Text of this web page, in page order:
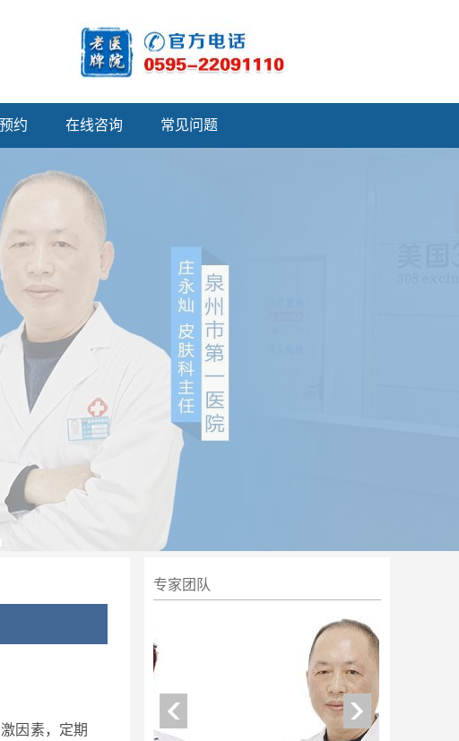
约 在线咨询 常见问题
因素，定期
专家团队